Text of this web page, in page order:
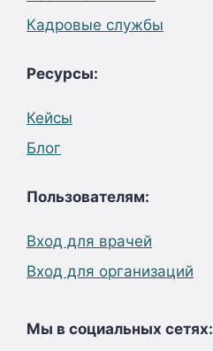
Кадровые службы
Ресурсы:
Кейсы
Блог
Пользователям:
Вход для врачей
Вход для организаций
Мы в социальных сетях: